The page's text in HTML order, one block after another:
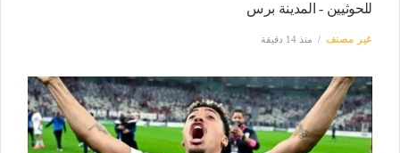
للحوثيين - المدينة برس
غير مصنف منذ 14 دقيقة